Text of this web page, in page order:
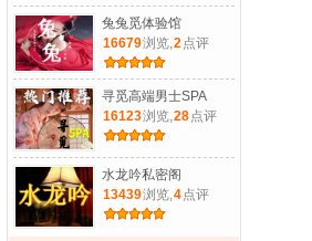
兔兔觅体验馆
16679浏览,2点评
寻觅高端男士SPA
16123浏览, 28 点评
水龙吟私密阁
13439浏览, 4 点评